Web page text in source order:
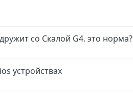
со Скалой G4. это норма?
устройствах